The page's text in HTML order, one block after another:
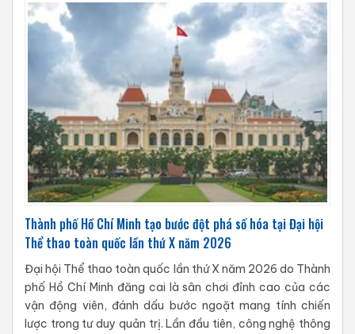
Thành phố Hồ Chí Minh tạo bước đột phá số hóa tại Đại hội
Thể thao toàn quốc lần thứ X năm 2026
Đại hội Thể thao toàn quốc lần thứ X năm 2026 do Thành
phố Hồ Chí Minh đăng cai là sân chơi đỉnh cao của các
vận động viên, đánh dấu bước ngoặt mang tính chiến
lược trong tư duy quản trị. Lần đầu tiên, công nghệ thông